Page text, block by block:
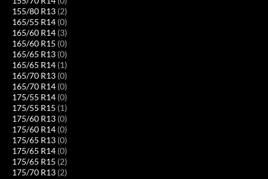
155/80 R13 (2)
165/55 R14 (0)
165/60 R14 (3)
165/60 R15 (0)
165/65 R13 (0)
165/65 R14 (1)
165/70 R13 (0)
165/70 R14 (0)
175/55 R14 (0)
175/55 R15 (1)
175/60 R13 (0)
175/60 R14 (0)
175/65 R13 (0)
175/65 R14 (0)
175/65 R15 (2)
175/70 R13 (2)